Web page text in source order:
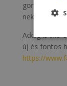
gondod lesz
neked.
Addig is like-
új és fontos
https://